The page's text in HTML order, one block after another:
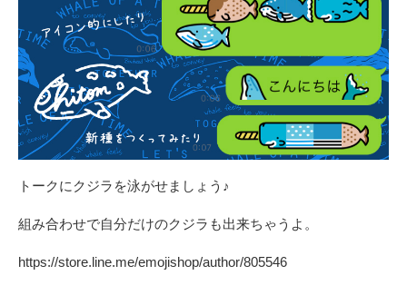
トークにクジラを泳がせましょう♪
組み合わせで自分だけのクジラも出来ちゃうよ。
https://store.line.me/emojishop/author/805546